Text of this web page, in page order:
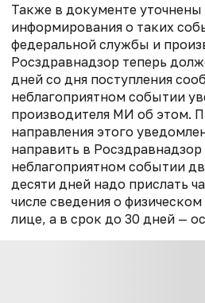
Также в документе уточнены
информирования о таких
федеральной службы и
Росздравнадзор теперь
дней со дня поступления
неблагоприятном событии
производителя МИ об этом.
направления этого
направить в
неблагоприятном событии
десяти дней надо прислать
числе сведения о
лице, а в срок до 30 дней —